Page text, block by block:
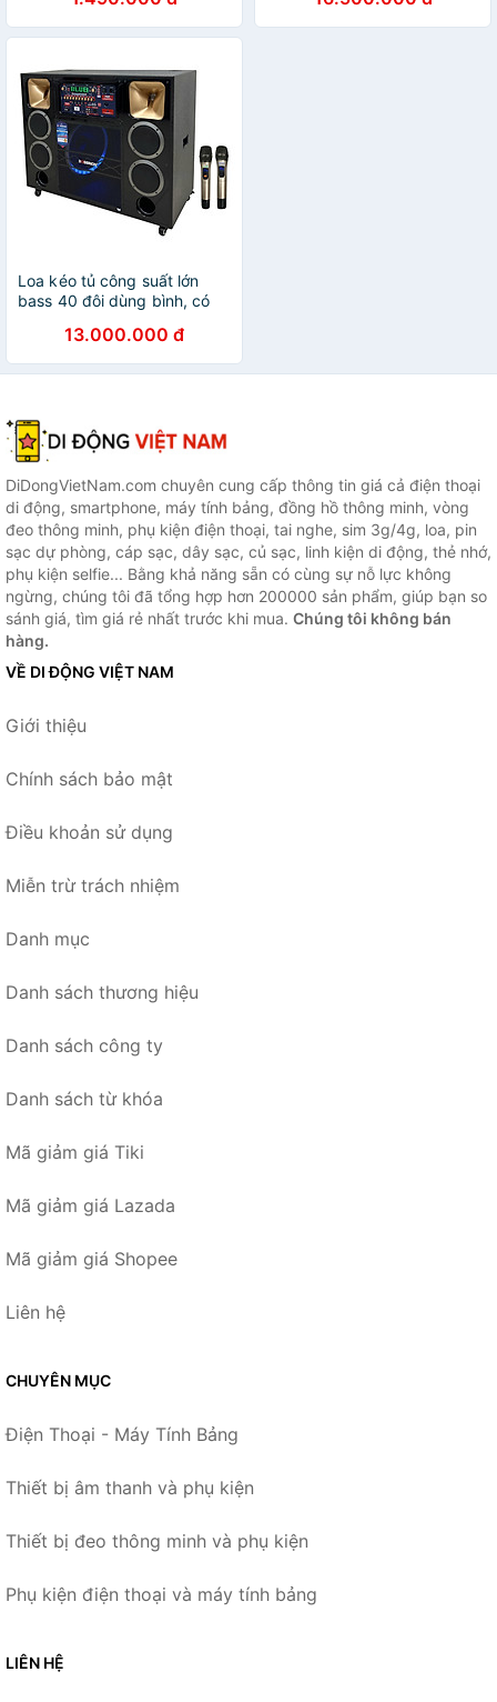
Amplifier - Loa Amply cho
Guitar Acoustic - Hàng chính
Loa kéo tủ công suất lớn
bass 40 đôi dùng bình, có
Bossinon N8119K- công suất
2.400w- Hàng Chính Hãng
13.000.000 đ
DiDongVietNam.com chuyên cung cấp thông tin giá cả điện thoại
di động, smartphone, máy tính bảng, đồng hồ thông minh, vòng
đeo thông minh, phụ kiện điện thoại, tai nghe, sim 3g/4g, loa, pin
sạc dự phòng, cáp sạc, dây sạc, củ sạc, linh kiện di động, thẻ nhớ,
phụ kiện selfie... Bằng khả năng sẵn có cùng sự nỗ lực không
ngừng, chúng tôi đã tổng hợp hơn 200000 sản phẩm, giúp bạn so
sánh giá, tìm giá rẻ nhất trước khi mua. Chúng tôi không bán
hàng.
VỀ DI ĐỘNG VIỆT NAM
Giới thiệu
Chính sách bảo mật
Điều khoản sử dụng
Miễn trừ trách nhiệm
Danh mục
Danh sách thương hiệu
Danh sách công ty
Danh sách từ khóa
Mã giảm giá Tiki
Mã giảm giá Lazada
Mã giảm giá Shopee
Liên hệ
CHUYÊN MỤC
Điện Thoại - Máy Tính Bảng
Thiết bị âm thanh và phụ kiện
Thiết bị đeo thông minh và phụ kiện
Phụ kiện điện thoại và máy tính bảng
LIÊN HỆ